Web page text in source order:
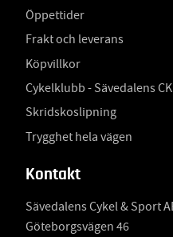
Öppettider
Frakt och leverans
Köpvillkor
Cykelklubb - Sävedalens CK
Skridskoslipning
Trygghet hela vägen
Kontakt
Sävedalens Cykel & Sport
Göteborgsvägen 46